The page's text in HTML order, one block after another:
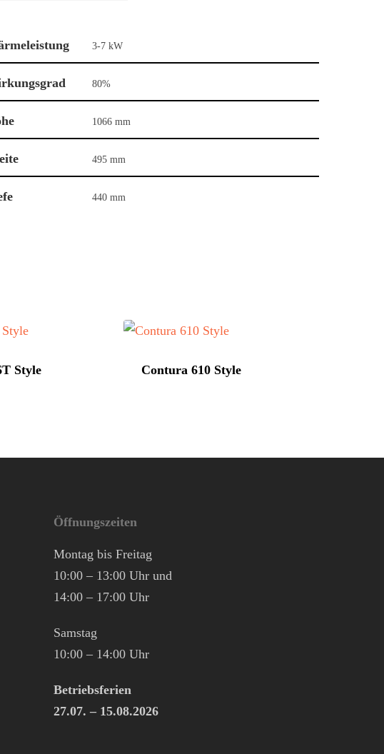
3-7 kW
80%
1066 mm
495 mm
440 mm
Style Contura 610 Style
Öffnungszeiten
Montag bis Freitag
10:00 – 13:00 Uhr und
14:00 – 17:00 Uhr
Samstag
10:00 – 14:00 Uhr
Betriebsferien
27.07. – 15.08.2026